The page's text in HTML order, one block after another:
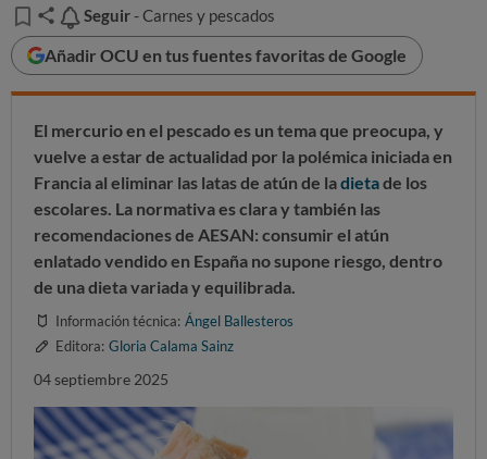
Seguir
Seguir - Carnes y pescados
Añadir OCU en tus fuentes favoritas de Google
El mercurio en el pescado es un tema que preocupa, y
vuelve a estar de actualidad por la polémica iniciada en
Francia al eliminar las latas de atún de ladietade los
escolares. La normativa es clara y también las
recomendaciones de AESAN: consumir el atún
enlatado vendido en España no supone riesgo, dentro
de una dieta variada y equilibrada.
Información técnica: Ángel Ballesteros
Editora: Gloria Calama Sainz
04 septiembre 2025